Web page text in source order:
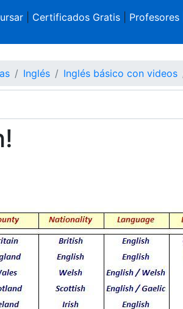
| Certificados Gratis| Profesores|
Inglés Inglés básico con videos